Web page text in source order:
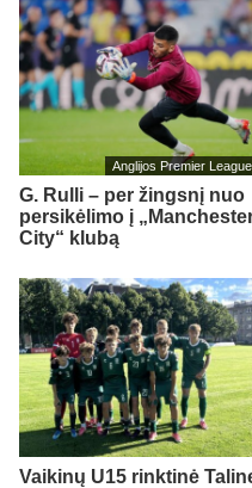
Anglijos Premier League
G. Rulli – per žingsnį nuo
persikėlimo į
City“ klubą
Vaikinų U15 rinktinė